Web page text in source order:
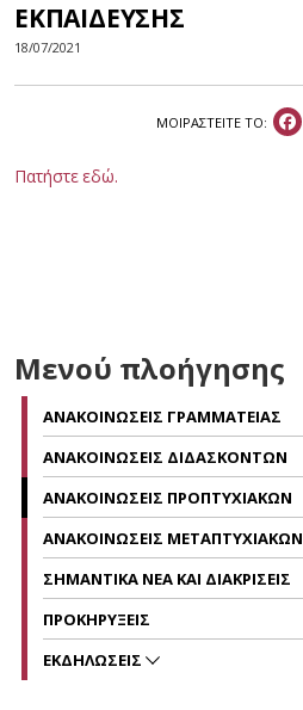
ΕΚΠΑΙΔΕΥΣΗΣ
18/07/2021
ΜΟΙΡΑΣΤEIΤΕ ΤΟ:
Πατήστε εδώ.
Μενού πλοήγησης
ΑΝΑΚΟΙΝΩΣΕΙΣ ΓΡΑΜΜΑΤΕΙΑΣ
ΑΝΑΚΟΙΝΩΣΕΙΣ ΔΙΔΑΣΚΟΝΤΩΝ
ΑΝΑΚΟΙΝΩΣΕΙΣ ΠΡΟΠΤΥΧΙΑΚΩΝ
ΑΝΑΚΟΙΝΩΣΕΙΣ ΜΕΤΑΠΤΥΧΙΑΚΩΝ
ΣΗΜΑΝΤΙΚΑ ΝΕΑ ΚΑΙ ΔΙΑΚΡΙΣΕΙΣ
ΠΡΟΚΗΡΥΞΕΙΣ
ΕΚΔΗΛΩΣΕΙΣ